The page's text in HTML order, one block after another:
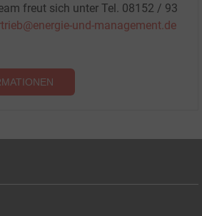
freut sich unter Tel. 08152 / 93
und-management.de